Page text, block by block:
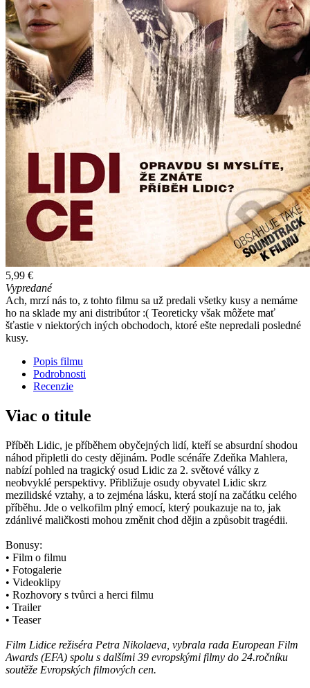
5,99 €
Vypredané
Ach, mrzí nás to, z tohto filmu sa už predali všetky kusy a nemáme
ho na sklade my ani distribútor :( Teoreticky však môžete mať
šťastie v niektorých iných obchodoch, ktoré ešte nepredali posledné
kusy.
Popis filmu
Podrobnosti
Recenzie
Viac o titule
Příběh Lidic, je příběhem obyčejných lidí, kteří se absurdní shodou
náhod připletli do cesty dějinám. Podle scénáře Zdeňka Mahlera,
nabízí pohled na tragický osud Lidic za 2. světové války z
neobvyklé perspektivy. Přibližuje osudy obyvatel Lidic skrz
mezilidské vztahy, a to zejména lásku, která stojí na začátku celého
příběhu. Jde o velkofilm plný emocí, který poukazuje na to, jak
zdánlivé maličkosti mohou změnit chod dějin a způsobit tragédii.
Bonusy:
• Film o filmu
• Fotogalerie
• Videoklipy
• Rozhovory s tvůrci a herci filmu
• Trailer
• Teaser
Film Lidice režiséra Petra Nikolaeva, vybrala rada European Film
Awards (EFA) spolu s dalšími 39 evropskými filmy do 24.ročníku
soutěže Evropských filmových cen.